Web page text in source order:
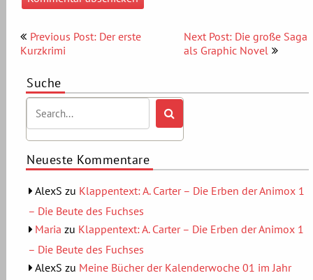
Beitragsnavigation
Previous Post: Der erste
Kurzkrimi
Next Post: Die große Saga
als Graphic Novel
Suche
Neueste Kommentare
AlexS zu Klappentext: A. Carter – Die Erben der Animox 1
– Die Beute des Fuchses
Maria zu Klappentext: A. Carter – Die Erben der Animox 1
– Die Beute des Fuchses
AlexS zu Meine Bücher der Kalenderwoche 01 im Jahr